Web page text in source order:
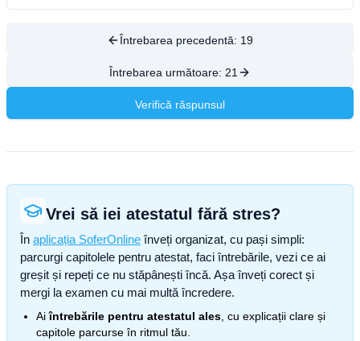
Întrebarea precedentă: 19
Întrebarea următoare: 21
Verifică răspunsul
Vrei să iei atestatul fără stres?
În aplicația SoferOnline înveți organizat, cu pași simpli:
parcurgi capitolele pentru atestat, faci întrebările, vezi ce ai
greșit și repeți ce nu stăpânești încă. Așa înveți corect și
mergi la examen cu mai multă încredere.
Aiîntrebările pentru atestatul ales , cu explicații clare și
capitole parcurse în ritmul tău.